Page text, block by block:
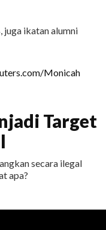
juga ikatan alumni
Target
secara ilegal
apa?